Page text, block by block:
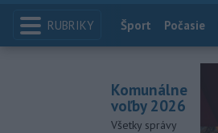
RUBRIKY Index
Šport Počasie
Komunálne
voľby 2026
Všetky správy